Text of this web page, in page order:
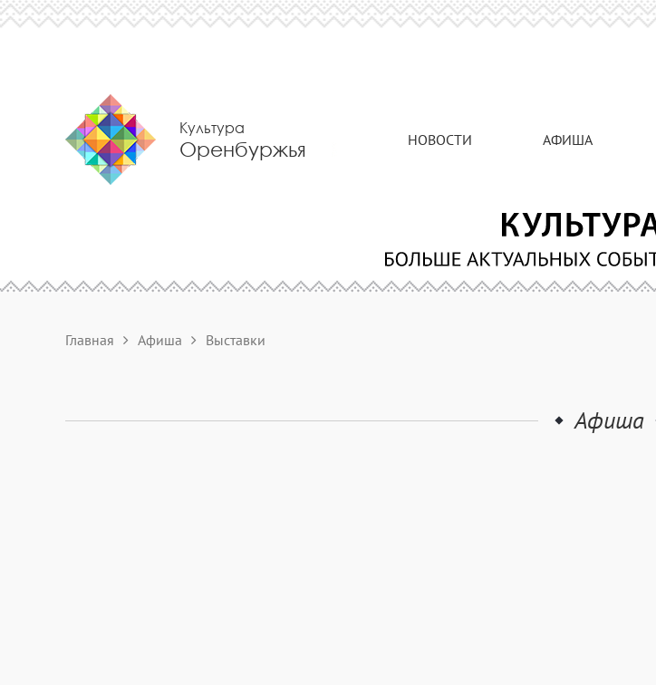
Культура
Оренбуржья НОВОСТИ АФИША
Главная Афиша Выставки
Афиша